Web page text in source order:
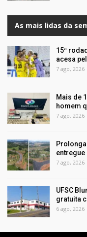
As mais lidas da
15ª
acesa
7 ago, 2026
Mais de
homem
7 ago, 2026
7 ago, 2026
UFSC
gratuita
6 ago, 2026